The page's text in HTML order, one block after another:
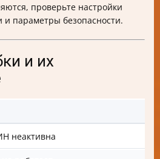
проверьте настройки
и параметры безопасности.
и их
неактивна